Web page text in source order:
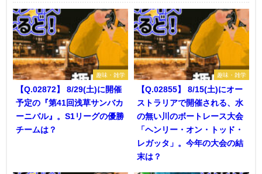
趣味・雑学
【Q.02872】 8/29(土)に開催
予定の『第41回浅草サンバカ
ーニバル』。S1リーグの優勝
チームは？
趣味・雑学
【Q.02855】 8/15(土)にオー
ストラリアで開催される、水
の無い川のボートレース大会
「ヘンリー・オン・トッド・
レガッタ」。今年の大会の結
末は？